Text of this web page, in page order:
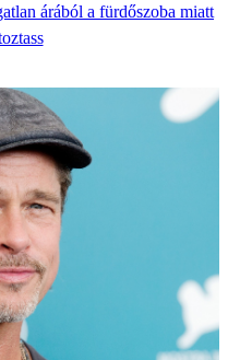
árából a fürdőszoba miatt